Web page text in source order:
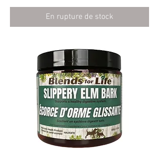
En rupture de stock